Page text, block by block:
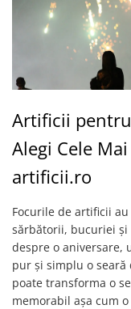
Artificii
Alegi Cele
artificii.ro
Focurile de artificii
sărbătorii, bucuriei și
despre o aniversare,
pur și simplu o
poate transforma o
memorabil așa cum